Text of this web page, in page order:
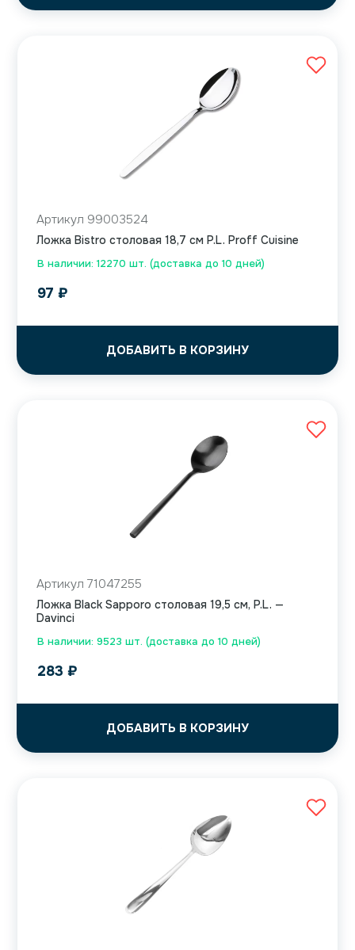
В наличии: 12270 шт. (доставка до 10 дней)
Артикул 99003524
Ложка Bistro столовая 18,7 см P.L. Proff Cuisine
97 ₽
ДОБАВИТЬ В КОРЗИНУ
В наличии: 9523 шт. (доставка до 10 дней)
Артикул 71047255
Ложка Black Sapporo столовая 19,5 см, P.L. —
Davinci
283 ₽
ДОБАВИТЬ В КОРЗИНУ